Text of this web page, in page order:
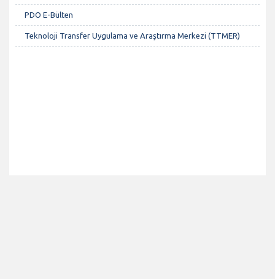
PDO E-Bülten
Teknoloji Transfer Uygulama ve Araştırma Merkezi (TTMER)